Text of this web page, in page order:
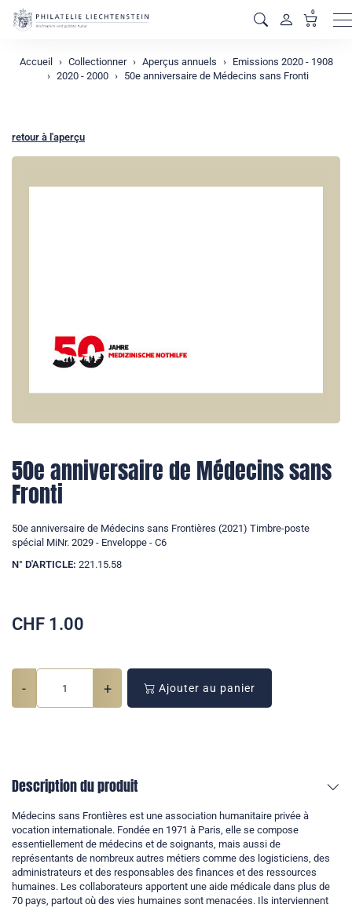
0
Accueil Collectionner Aperçus annuels
Emissions 2020 - 1908
2020 - 2000
50e anniversaire de Médecins sans Fronti
retour à l'aperçu
50e anniversaire de Médecins sans
Fronti
50e anniversaire de Médecins sans Frontières (2021) Timbre-poste
spécial MiNr. 2029 - Enveloppe - C6
N° D'ARTICLE: 221.15.58
CHF 1.00
- + Ajouter au panier
Description du produit
Médecins sans Frontières est une association humanitaire privée à
vocation internationale. Fondée en 1971 à Paris, elle se compose
essentiellement de médecins et de soignants, mais aussi de
représentants de nombreux autres métiers comme des logisticiens, des
administrateurs et des responsables des finances et des ressources
humaines. Les collaborateurs apportent une aide médicale dans plus de
70 pays, partout où des vies humaines sont menacées. Ils interviennent